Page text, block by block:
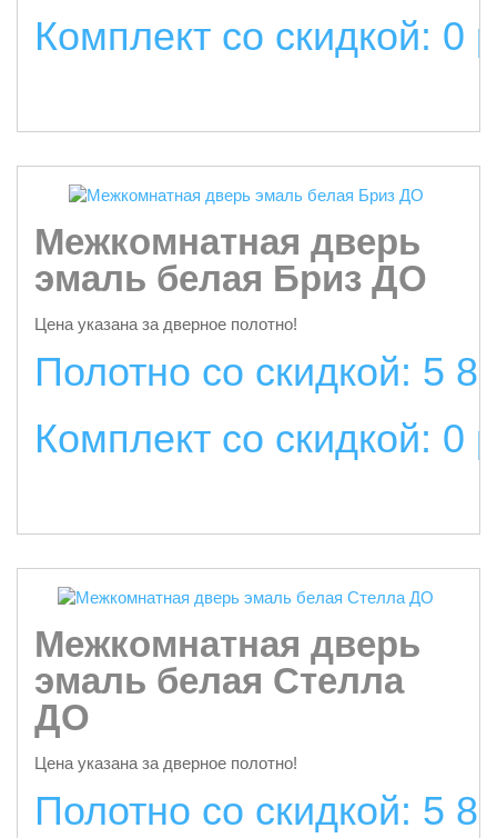
Комплект со скидкой: 0
Межкомнатная дверь
эмаль белая Бриз ДО
Цена указана за дверное полотно!
Полотно со скидкой: 5
Комплект со скидкой: 0
Межкомнатная дверь
эмаль белая Стелла
ДО
Цена указана за дверное полотно!
Полотно со скидкой: 5